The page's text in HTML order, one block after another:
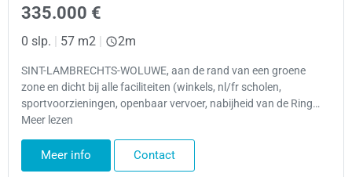
335.000 €
0 slp. 57 m2 2m
SINT-LAMBRECHTS-WOLUWE, aan de rand van een groene
zone en dicht bij alle faciliteiten (winkels, nl/fr scholen,
sportvoorzieningen, openbaar vervoer, nabijheid van de Ring…
Meer lezen
Meer info Contact